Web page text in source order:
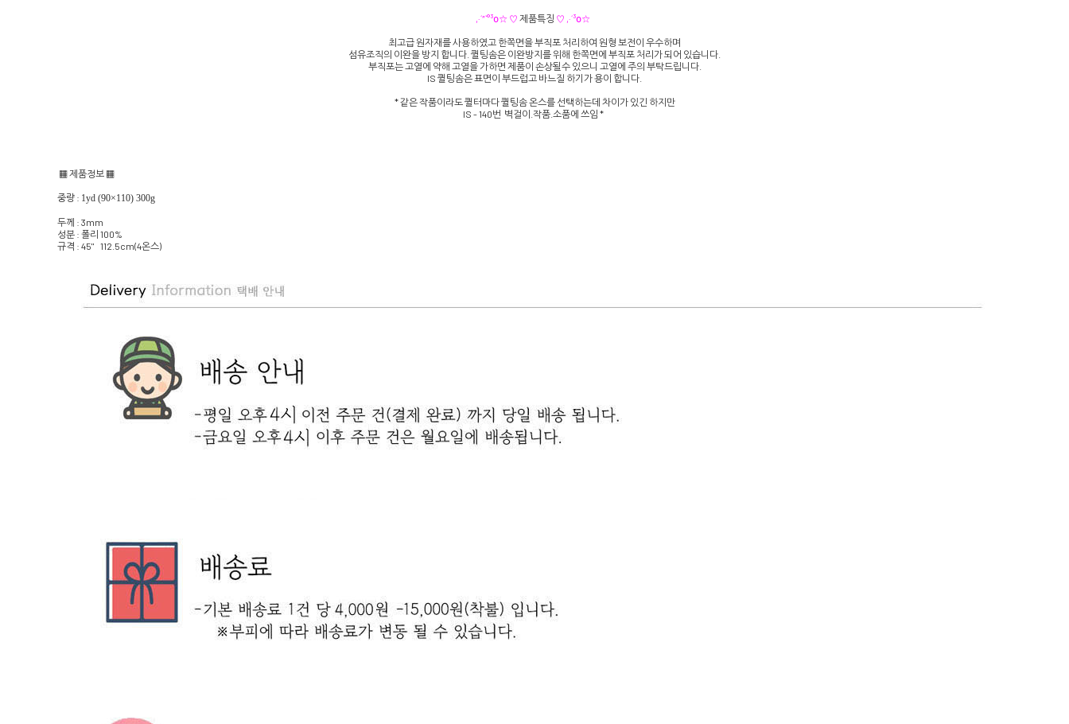
,·´″`°³о☆ ♡ 제품특징 ♡ ,·´³о☆
최고급 원자재를 사용하였고 한쪽면을 부직포 처리하여 원형 보전이 우수하며
섬유조직의 이완을 방지 합니다. 퀼팅솜은 이완방지를 위해 한쪽면에 부직포 처리가 되어 있습니다.
부직포는 고열에 약해 고열을 가하면 제품이 손상될수 있으니 고열에 주의 부탁드립니다.
IS 퀼팅솜은 표면이 부드럽고 바느질 하기가 용이 합니다.
* 같은 작품이라도 퀼터마다 퀼팅솜 온스를 선택하는데 차이가 있긴 하지만
IS - 140번 벽걸이.작품.소품에 쓰임 *
▦ 제품정보 ▦
중량 : 1yd (90×110) 300g
두께 : 3mm
성분 : 폴리 100%
규격 : 45" 112.5cm(4온스)